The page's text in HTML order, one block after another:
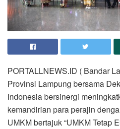
PORTALLNEWS.ID ( Bandar
Provinsi Lampung bersama
Indonesia bersinergi
kemandirian para perajin
UMKM bertajuk “UMKM Tetap